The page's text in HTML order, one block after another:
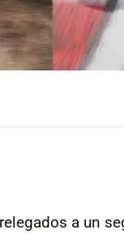
a un